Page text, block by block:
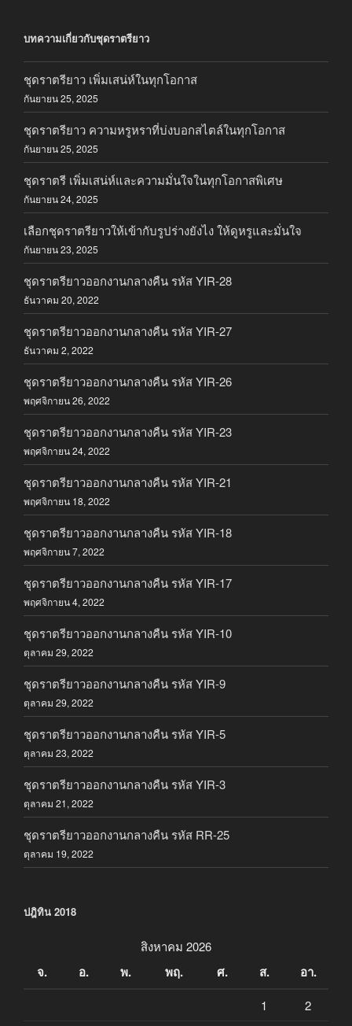
บทความเกี่ยวกับชุดราตรียาว
ชุดราตรียาว เพิ่มเสน่ห์ในทุกโอกาส
กันยายน 25, 2025
ชุดราตรียาว ความหรูหราที่บ่งบอกสไตล์ในทุกโอกาส
กันยายน 25, 2025
ชุดราตรี เพิ่มเสน่ห์และความมั่นใจในทุกโอกาสพิเศษ
กันยายน 24, 2025
เลือกชุดราตรียาวให้เข้ากับรูปร่างยังไง ให้ดูหรูและมั่นใจ
กันยายน 23, 2025
ชุดราตรียาวออกงานกลางคืน รหัส YIR-28
ธันวาคม 20, 2022
ชุดราตรียาวออกงานกลางคืน รหัส YIR-27
ธันวาคม 2, 2022
ชุดราตรียาวออกงานกลางคืน รหัส YIR-26
พฤศจิกายน 26, 2022
ชุดราตรียาวออกงานกลางคืน รหัส YIR-23
พฤศจิกายน 24, 2022
ชุดราตรียาวออกงานกลางคืน รหัส YIR-21
พฤศจิกายน 18, 2022
ชุดราตรียาวออกงานกลางคืน รหัส YIR-18
พฤศจิกายน 7, 2022
ชุดราตรียาวออกงานกลางคืน รหัส YIR-17
พฤศจิกายน 4, 2022
ชุดราตรียาวออกงานกลางคืน รหัส YIR-10
ตุลาคม 29, 2022
ชุดราตรียาวออกงานกลางคืน รหัส YIR-9
ตุลาคม 29, 2022
ชุดราตรียาวออกงานกลางคืน รหัส YIR-5
ตุลาคม 23, 2022
ชุดราตรียาวออกงานกลางคืน รหัส YIR-3
ตุลาคม 21, 2022
ชุดราตรียาวออกงานกลางคืน รหัส RR-25
ตุลาคม 19, 2022
ปฎิทิน 2018
สิงหาคม 2026
จ. อ. พ. พฤ. ศ. ส. อา.
1 2